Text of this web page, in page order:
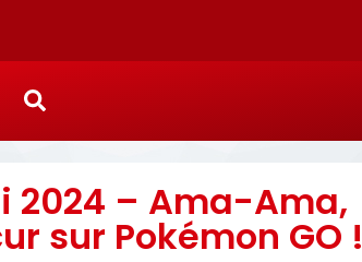
2024 – Ama-Ama,
sur Pokémon GO !